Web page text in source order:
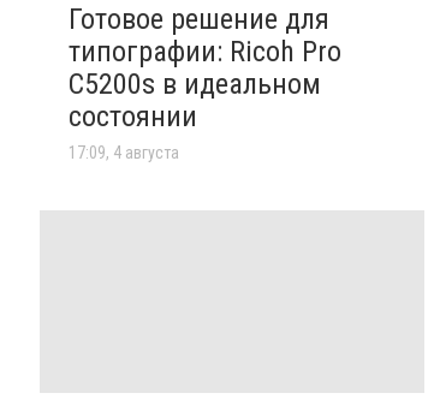
Готовое решение для
типографии: Ricoh Pro
C5200s в идеальном
состоянии
17:09, 4 августа